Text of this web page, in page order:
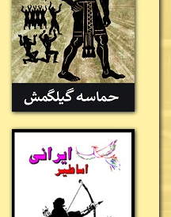
گلناز سعیدی:
ضمن تشکر متن کامل کتاب
من دکترای تاریخ هستم